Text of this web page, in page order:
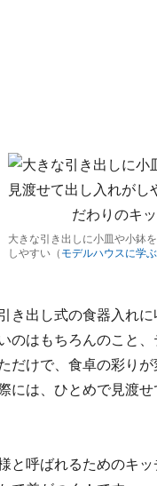
大きな引き出しに小皿や小鉢
しやすい（ モデルハウスに学
き出し式の食器入れ
のはもちろんのこと
だけで、食卓の彩り
には、ひとめで見渡
と呼ばれるためのキ